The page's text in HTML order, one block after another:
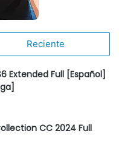
Reciente
Extended Full [Español]
CC 2024 Full